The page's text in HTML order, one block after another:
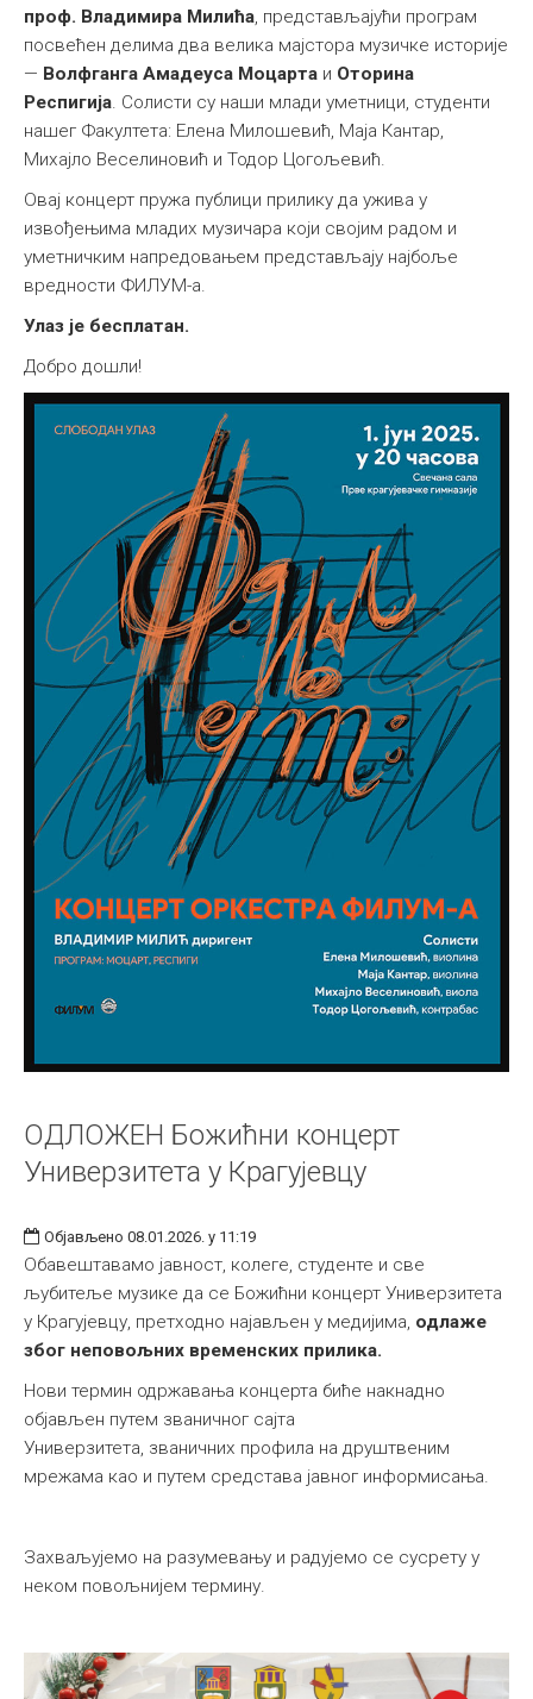
проф. Владимира Милића , представљајући програм
посвећен делима два велика мајстора музичке историје
— Волфганга Амадеуса Моцарта и Оторина
Респигија . Солисти су наши млади уметници, студенти
нашег Факултета: Елена Милошевић, Маја Кантар,
Михајло Веселиновић и Тодор Цогољевић.
Овај концерт пружа публици прилику да ужива у
извођењима младих музичара који својим радом и
уметничким напредовањем представљају најбоље
вредности ФИЛУМ-а.
Улаз је бесплатан.
Добро дошли!
ОДЛОЖЕН Божићни концерт
Универзитета у Крагујевцу
Објављено 08.01.2026. у 11:19
Обавештавамо јавност, колеге, студенте и све
љубитеље музике да се Божићни концерт Универзитета
у Крагујевцу, претходно најављен у медијима, одлаже
због неповољних временских прилика.
Нови термин одржавања концерта биће накнадно
објављен путем званичног сајта
Универзитета, званичних профила на друштвеним
мрежама као и путем средстава јавног информисања.
Захваљујемо на разумевању и радујемо се сусрету у
неком повољнијем термину.